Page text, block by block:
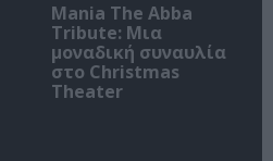
Mania The Abba
Tribute: Μια
μοναδική συναυλία
στο Christmas
Theater